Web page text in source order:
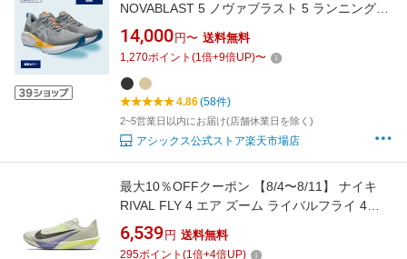
NOVABLAST 5 ノヴァブラスト 5 ランニングシ
ューズ メンズ GRAVEL/WHITE STANDARD｜
スポーツシューズ ランニング ジョギング 運動
靴 グレー 灰色 男性｜asics 公式
14,000 円〜 送料無料
1,270ポイント (1倍+9倍UP)〜
4.86(58件)
2~5営業日以内にお届け(店舗休業日を除く)
アシックス公式ストア楽天市場店
最大10％OFFクーポン 【8/4〜8/11】 ナイキ
RIVAL FLY 4 エア ズーム ライバルフライ 4
FV6040-003 メンズ レディス 陸上/ランニング
ランニングシューズ : ペールグレー NIKE imbkk
6,539 円 送料無料
295ポイント (1倍+4倍UP)